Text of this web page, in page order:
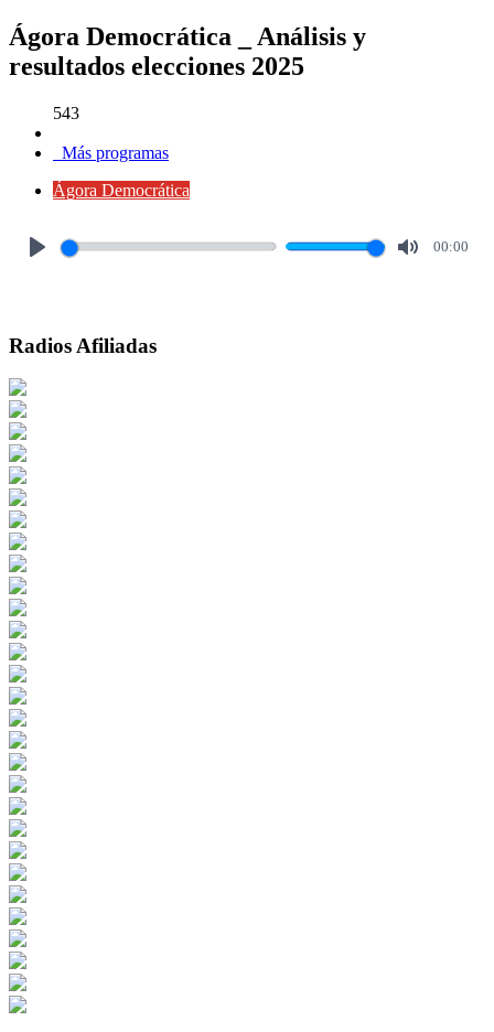
Ágora Democrática _ Análisis y
resultados elecciones 2025
543
Más programas
Ágora Democrática
00:00
Radios Afiliadas